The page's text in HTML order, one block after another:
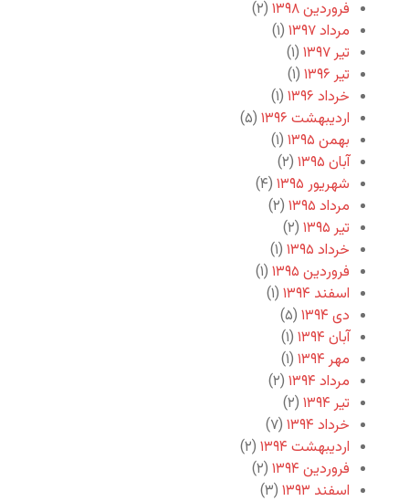
فروردین ۱۳۹۸
(۲)
مرداد ۱۳۹۷
(۱)
تیر ۱۳۹۷
(۱)
تیر ۱۳۹۶
(۱)
خرداد ۱۳۹۶
(۱)
اردیبهشت ۱۳۹۶
(۵)
بهمن ۱۳۹۵
(۱)
آبان ۱۳۹۵
(۲)
شهریور ۱۳۹۵
(۴)
مرداد ۱۳۹۵
(۲)
تیر ۱۳۹۵
(۲)
خرداد ۱۳۹۵
(۱)
فروردین ۱۳۹۵
(۱)
اسفند ۱۳۹۴
(۱)
دی ۱۳۹۴
(۵)
آبان ۱۳۹۴
(۱)
مهر ۱۳۹۴
(۱)
مرداد ۱۳۹۴
(۲)
تیر ۱۳۹۴
(۲)
خرداد ۱۳۹۴
(۷)
اردیبهشت ۱۳۹۴
(۲)
فروردین ۱۳۹۴
(۲)
اسفند ۱۳۹۳
(۳)